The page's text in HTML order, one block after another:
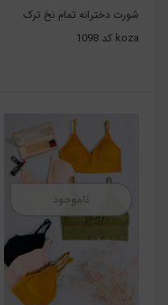
شورت دخترانه تمام نخ ترک
koza کد 1098
ناموجود